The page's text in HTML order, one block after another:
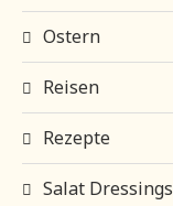
Ostern
Reisen
Rezepte
Salat Dressings